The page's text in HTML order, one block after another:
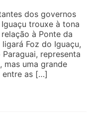
dos governos
trouxe à tona
à Ponte da
Foz do Iguaçu,
representa
mas uma grande
entre as […]